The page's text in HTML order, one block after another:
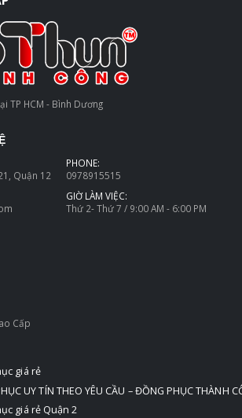
TP HCM - Bình Dương
Quận 12
PHONE:
0978915515
GIỜ LÀM VIỆC:
Thứ 2- Thứ 7 / 9:00 AM - 6:00 PM
Cấp
giá rẻ
UY TÍN THEO YÊU CẦU – ĐỒNG PHỤC THÀNH
giá rẻ Quận 2